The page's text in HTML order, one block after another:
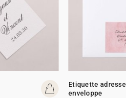
Etiquette adresse
enveloppe